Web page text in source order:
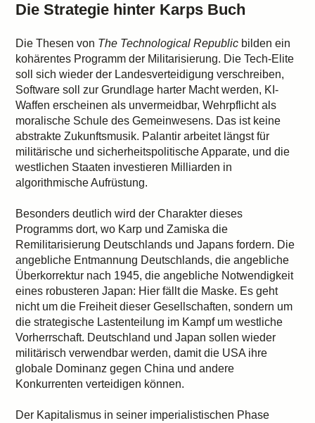
Die Strategie hinter Karps Buch
Die Thesen von The Technological Republic bilden ein
kohärentes Programm der Militarisierung. Die Tech-Elite
soll sich wieder der Landesverteidigung verschreiben,
Software soll zur Grundlage harter Macht werden, KI-
Waffen erscheinen als unvermeidbar, Wehrpflicht als
moralische Schule des Gemeinwesens. Das ist keine
abstrakte Zukunftsmusik. Palantir arbeitet längst für
militärische und sicherheitspolitische Apparate, und die
westlichen Staaten investieren Milliarden in
algorithmische Aufrüstung.
Besonders deutlich wird der Charakter dieses
Programms dort, wo Karp und Zamiska die
Remilitarisierung Deutschlands und Japans fordern. Die
angebliche Entmannung Deutschlands, die angebliche
Überkorrektur nach 1945, die angebliche Notwendigkeit
eines robusteren Japan: Hier fällt die Maske. Es geht
nicht um die Freiheit dieser Gesellschaften, sondern um
die strategische Lastenteilung im Kampf um westliche
Vorherrschaft. Deutschland und Japan sollen wieder
militärisch verwendbar werden, damit die USA ihre
globale Dominanz gegen China und andere
Konkurrenten verteidigen können.
Der Kapitalismus in seiner imperialistischen Phase